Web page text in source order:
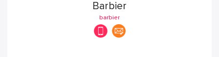
Barbier
barbier